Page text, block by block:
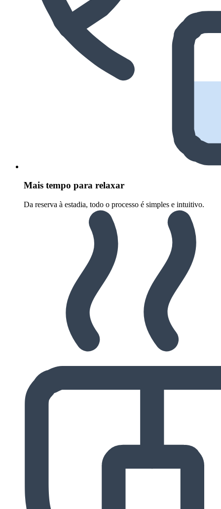
Mais tempo para relaxar
Da reserva à estadia, todo o processo é simples e intuitivo.